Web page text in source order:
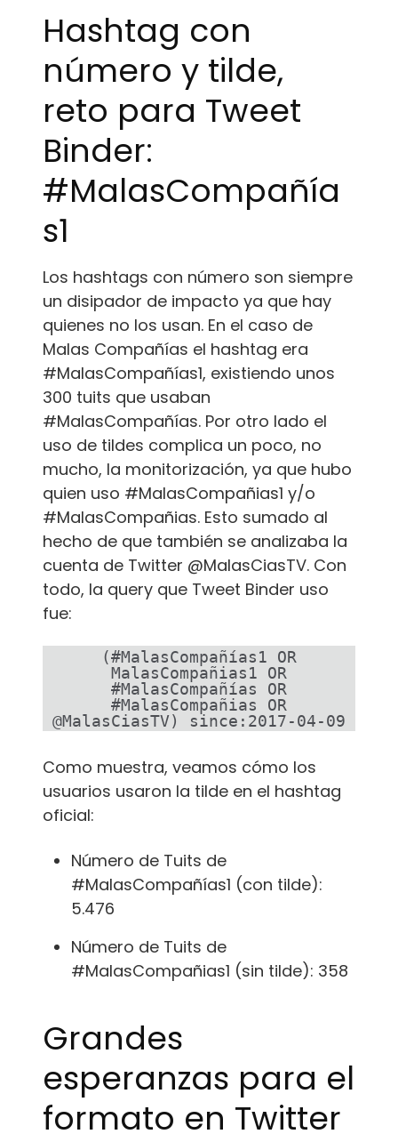
Hashtag con
número y tilde,
reto para Tweet
Binder:
#MalasCompañía
s1
Los hashtags con número son siempre
un disipador de impacto ya que hay
quienes no los usan. En el caso de
Malas Compañías el hashtag era
#MalasCompañías1, existiendo unos
300 tuits que usaban
#MalasCompañías. Por otro lado el
uso de tildes complica un poco, no
mucho, la monitorización, ya que hubo
quien uso #MalasCompañias1 y/o
#MalasCompañias. Esto sumado al
hecho de que también se analizaba la
cuenta de Twitter @MalasCiasTV. Con
todo, la query que Tweet Binder uso
fue:
(#MalasCompañías1 OR
MalasCompañias1 OR
#MalasCompañías OR
#MalasCompañias OR
@MalasCiasTV) since:2017-04-09
Como muestra, veamos cómo los
usuarios usaron la tilde en el hashtag
oficial:
Número de Tuits de
#MalasCompañías1 (con tilde):
5.476
Número de Tuits de
#MalasCompañias1 (sin tilde): 358
Grandes
esperanzas para el
formato en Twitter